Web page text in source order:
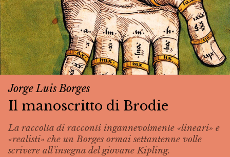
Jorge Luis Borges
Il manoscritto di Brodie
La raccolta di racconti ingannevolmente «lineari» e
«realisti» che un Borges ormai settantenne volle
scrivere all’insegna del giovane Kipling.